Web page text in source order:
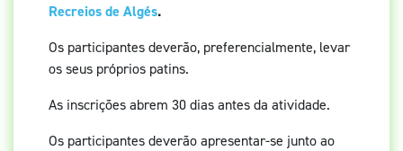
Recreios de Algés.
Os participantes deverão, preferencialmente, levar
os seus próprios patins.
As inscrições abrem 30 dias antes da atividade.
Os participantes deverão apresentar-se junto ao